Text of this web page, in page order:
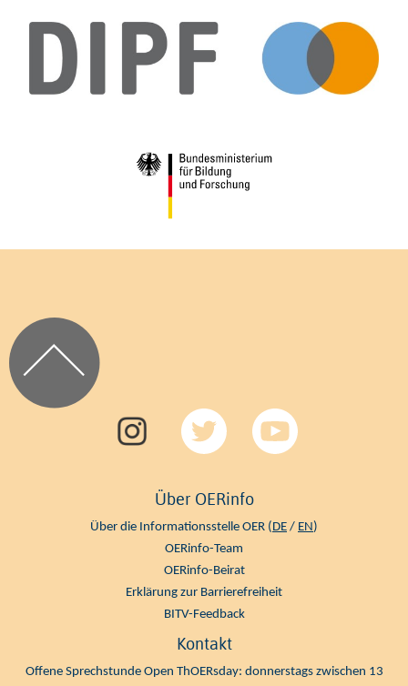
Über OERinfo
Über die Informationsstelle OER ( DE / EN )
OERinfo-Team
OERinfo-Beirat
Erklärung zur Barrierefreiheit
BITV-Feedback
Kontakt
Offene Sprechstunde Open ThOERsday: donnerstags zwischen 13